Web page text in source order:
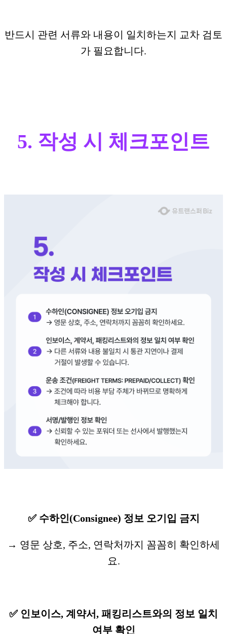
반드시 관련 서류와 내용이 일치하는지 교차 검토
가 필요합니다.
5. 작성 시 체크포인트
✅ 수하인(Consignee) 정보 오기입 금지
→ 영문 상호, 주소, 연락처까지 꼼꼼히 확인하세
요.
✅ 인보이스, 계약서, 패킹리스트와의 정보 일치
여부 확인